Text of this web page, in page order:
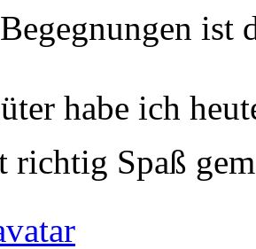
ist
habe ich
richtig Spaß